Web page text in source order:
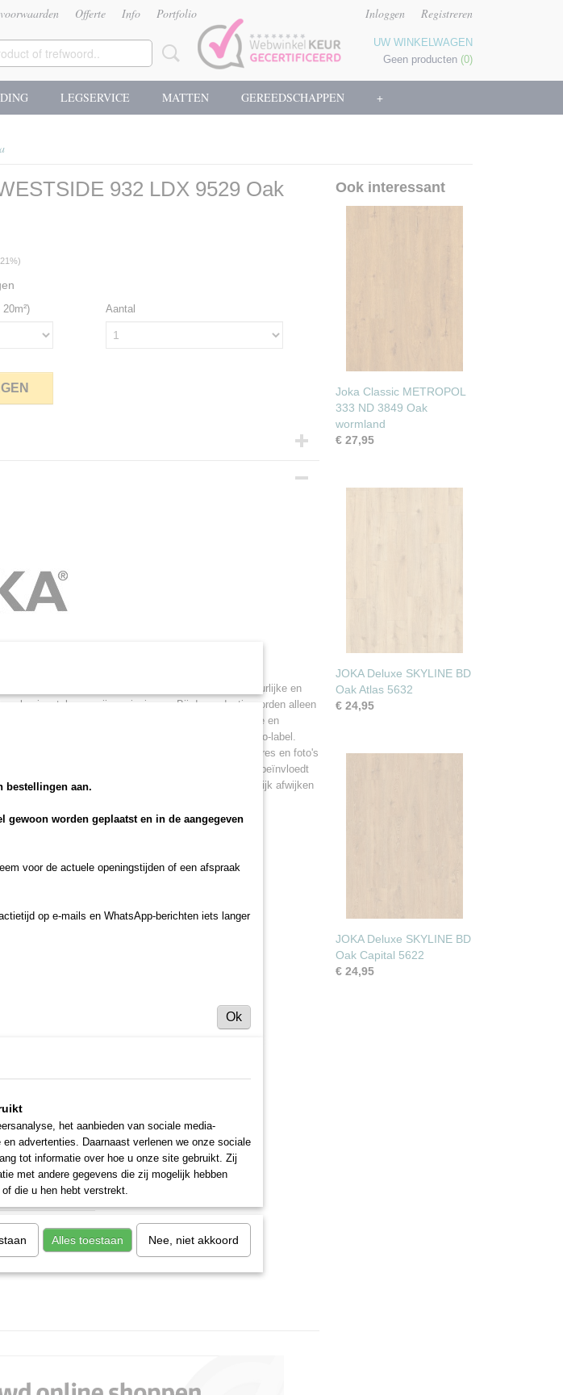
Offerte Info Portfolio Inloggen Registreren
UW WINKELWAGEN
Geen producten (0)
LEGSERVICE MATTEN GEREEDSCHAPPEN +
932 LDX 9529 Oak
Aantal
een houtgehalte van bijna 100% en zijn daarom natuurlijke en
laminaatvloeren zijn emissiearm. Bij de productie worden alleen
gebruikt. Door de verantwoorde materiaalkeuze en
dragen alle Deluxe laminaatvloeren het Blue Angel eco-label.
varieert daardoor in kleur en structuur. Stalen, brochures en foto's
benadering en zijn niet bindend. Het effect van zonlicht beïnvloedt
van het hout. Hierdoor kan het product aanzienlijk afwijken
zwelling plus draagplaat 2050 x 246 x 10 mm
DS
Zwevend
30 Jahre
0,067
m²(K/W)
Ook interessant
Joka Classic METROPOL
333 ND 3849 Oak
wormland
€ 27,95
JOKA Deluxe SKYLINE BD
Oak Atlas 5632
€ 24,95
JOKA Deluxe SKYLINE BD
Oak Capital 5622
€ 24,95
bestellingen aan.
gewoon worden geplaatst en in de aangegeven
voor de actuele openingstijden of een afspraak
op e-mails en WhatsApp-berichten iets langer
Ok
het aanbieden van sociale media-
advertenties. Daarnaast verlenen we onze sociale
tot informatie over hoe u onze site gebruikt. Zij
met andere gegevens die zij mogelijk hebben
die u hen hebt verstrekt.
Alles toestaan Nee, niet akkoord